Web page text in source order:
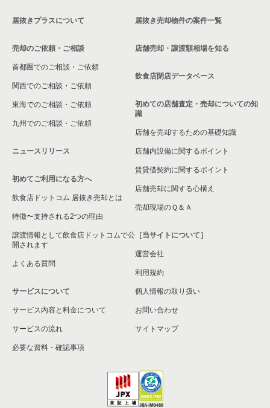
覧
東京23区の専門料理の居抜き売却物件の案件一覧
東京23区の洋食の居抜き売却物件の案件一覧
東京23区のその他の居抜き売却物件の案件一覧
居抜きプラスについて
売却のご依頼・ご相談
首都圏でのご相談・ご依頼
関西でのご相談・ご依頼
東海でのご相談・ご依頼
九州でのご相談・ご依頼
ニュースリリース
初めてご利用になる方へ
飲食店ドットコム 居抜き売却とは
特徴〜支持される2つの理由
譲渡情報として飲食店ドットコムで公
開されます
よくある質問
サービスについて
サービス内容と料金について
サービスの流れ
必要な資料・確認事項
居抜き売却物件の案件一覧
店舗売却・譲渡額相場を知る
飲食店閉店データベース
初めての店舗査定・売却についての知
識
店舗を売却するための基礎知識
店舗内設備に関するポイント
賃貸借契約に関するポイント
店舗売却に関する心構え
売却現場のＱ＆Ａ
［当サイトについて］
運営会社
利用規約
個人情報の取り扱い
お問い合わせ
サイトマップ